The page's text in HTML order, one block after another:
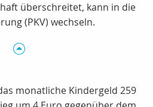
überschreitet, kann in die
(PKV) wechseln.
monatliche Kindergeld 259